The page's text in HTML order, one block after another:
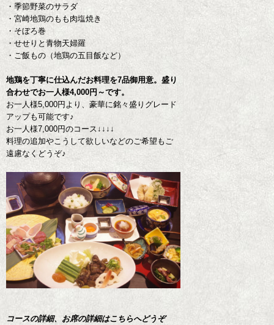
・季節野菜のサラダ
・宮崎地鶏のもも肉塩焼き
・そぼろ巻
・せせりと青物天婦羅
・ご飯もの（地鶏の五目飯など）
地鶏を丁寧に仕込んだお料理を7品御用意。盛り
合わせでお一人様4,000円～です。
お一人様5,000円より、豪華に銘々盛りグレード
アップも可能です♪
お一人様7,000円のコース↓↓↓↓
料理の追加やこうして欲しいなどのご希望もご
遠慮なくどうぞ♪
コースの詳細、お席の詳細はこちらへどうぞ